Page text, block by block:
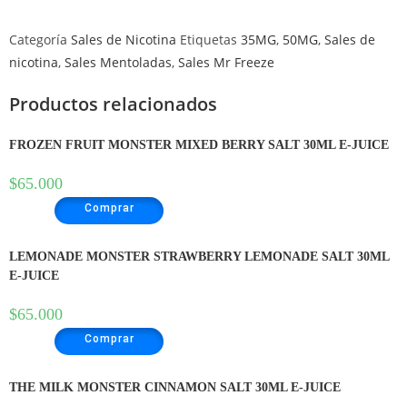
Categoría Sales de Nicotina Etiquetas 35MG, 50MG, Sales de
nicotina, Sales Mentoladas, Sales Mr Freeze
Productos relacionados
FROZEN FRUIT MONSTER MIXED BERRY SALT 30ML E-JUICE
$65.000
Comprar
LEMONADE MONSTER STRAWBERRY LEMONADE SALT 30ML
E-JUICE
$65.000
Comprar
THE MILK MONSTER CINNAMON SALT 30ML E-JUICE